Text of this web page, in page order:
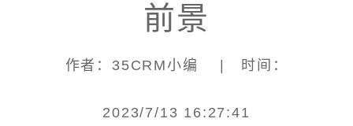
前景
作者：35CRM小编 | 时间：
2023/7/13 16:27:41